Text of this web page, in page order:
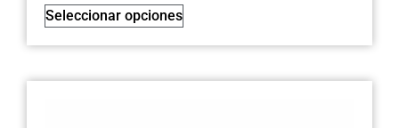
Seleccionar opciones